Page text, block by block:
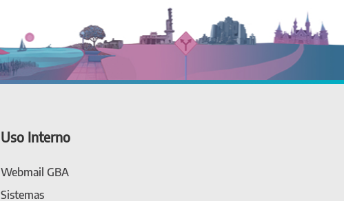
Uso Interno
Webmail GBA
Sistemas